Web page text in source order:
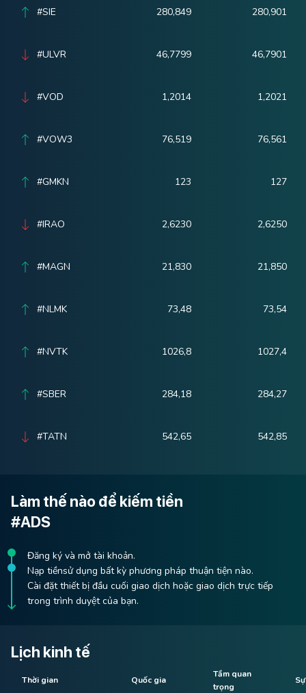
#SIE 280,849 280,901
#ULVR 46,7799 46,7901
#VOD 1,2014 1,2021
#VOW3 76,519 76,561
#GMKN 123 127
#IRAO 2,6230 2,6250
#MAGN 21,830 21,850
#NLMK 73,48 73,54
#NVTK 1026,8 1027,4
#SBER 284,18 284,27
#TATN 542,65 542,85
Làm thế nào để kiếm tiền
#ADS
Đăng ký và mở tài khoản.
Nạp tiềnsử dụng bất kỳ phương pháp thuận tiện nào.
Cài đặt thiết bị đầu cuối giao dịch hoặc giao dịch trực tiếp
trong trình duyệt của bạn.
Lịch kinh tế
Thời gian Quốc gia
Tầm quan
trọng